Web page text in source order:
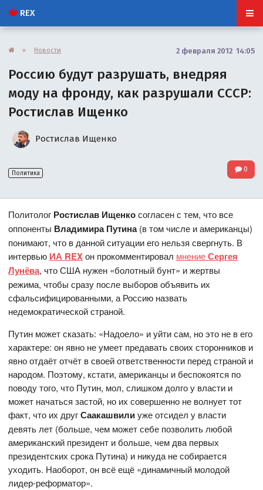
REX
» Новости 2 февраля 2012 14:05
Россию будут разрушать, внедряя
моду на фронду, как разрушали СССР:
Ростислав Ищенко
Ростислав Ищенко
Политика 0
Политолог Ростислав Ищенкосогласен с тем, что все
оппоненты Владимира Путина(в том числе и американцы)
понимают, что в данной ситуации его нельзя свергнуть. В
интервью ИА REXон прокомментировал мнениеСергея
Лунёва, что США нужен «болотный бунт» и жертвы
режима, чтобы сразу после выборов объявить их
сфальсифицированными, а Россию назвать
недемократической страной.
Путин может сказать: «Надоело» и уйти сам, но это не в его
характере: он явно не умеет предавать своих сторонников и
явно отдаёт отчёт в своей ответственности перед страной и
народом. Поэтому, кстати, американцы и беспокоятся по
поводу того, что Путин, мол, слишком долго у власти и
может начаться застой, но их совершенно не волнует тот
факт, что их другСаакашвилиуже отсидел у власти
девять лет (больше, чем может себе позволить любой
американский президент и больше, чем два первых
президентских срока Путина) и никуда не собирается
уходить. Наоборот, он всё ещё «динамичный молодой
лидер-реформатор».